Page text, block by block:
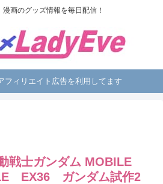
画のグッズ情報を毎日配信！
フィリエイト広告を利用してます
戦士ガンダム MOBILE
EX36 ガンダム試作2